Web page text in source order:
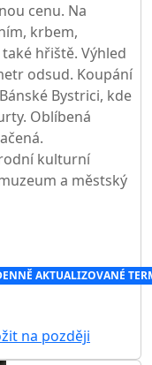
cenu. Na
krbem,
hřiště. Výhled
odsud. Koupání
Bystrici, kde
Oblíbená
kulturní
a městský
AKTUALIZOVANÉ
na později